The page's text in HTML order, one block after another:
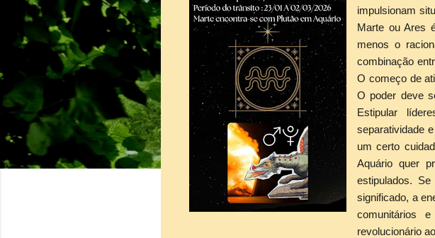
impulsionam
Marte ou Ares
menos o
combinação
O começo de
O poder deve
Estipular
separatividade
um certo
Aquário quer
estipulados.
significado, a
comunitários
revolucionário